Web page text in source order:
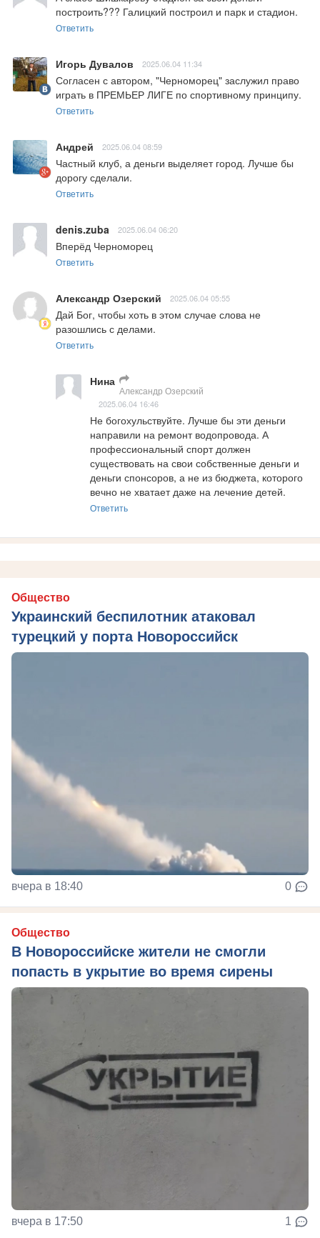
построить??? Галицкий построил и парк и стадион.
Ответить
Игорь Дувалов 2025.06.04 11:34
Согласен с автором, "Черноморец" заслужил право
играть в ПРЕМЬЕР ЛИГЕ по спортивному принципу.
Ответить
Андрей 2025.06.04 08:59
Частный клуб, а деньги выделяет город. Лучше бы
дорогу сделали.
Ответить
denis.zuba 2025.06.04 06:20
Вперёд Черноморец
Ответить
Александр Озерский 2025.06.04 05:55
Дай Бог, чтобы хоть в этом случае слова не
разошлись с делами.
Ответить
Нина
Александр Озерский
2025.06.04 16:46
Не богохульствуйте. Лучше бы эти деньги
направили на ремонт водопровода. А
профессиональный спорт должен
существовать на свои собственные деньги и
деньги спонсоров, а не из бюджета, которого
вечно не хватает даже на лечение детей.
Ответить
Общество
Украинский беспилотник атаковал
турецкий у порта Новороссийск
вчера в 18:40 0
Общество
В Новороссийске жители не смогли
попасть в укрытие во время сирены
вчера в 17:50 1